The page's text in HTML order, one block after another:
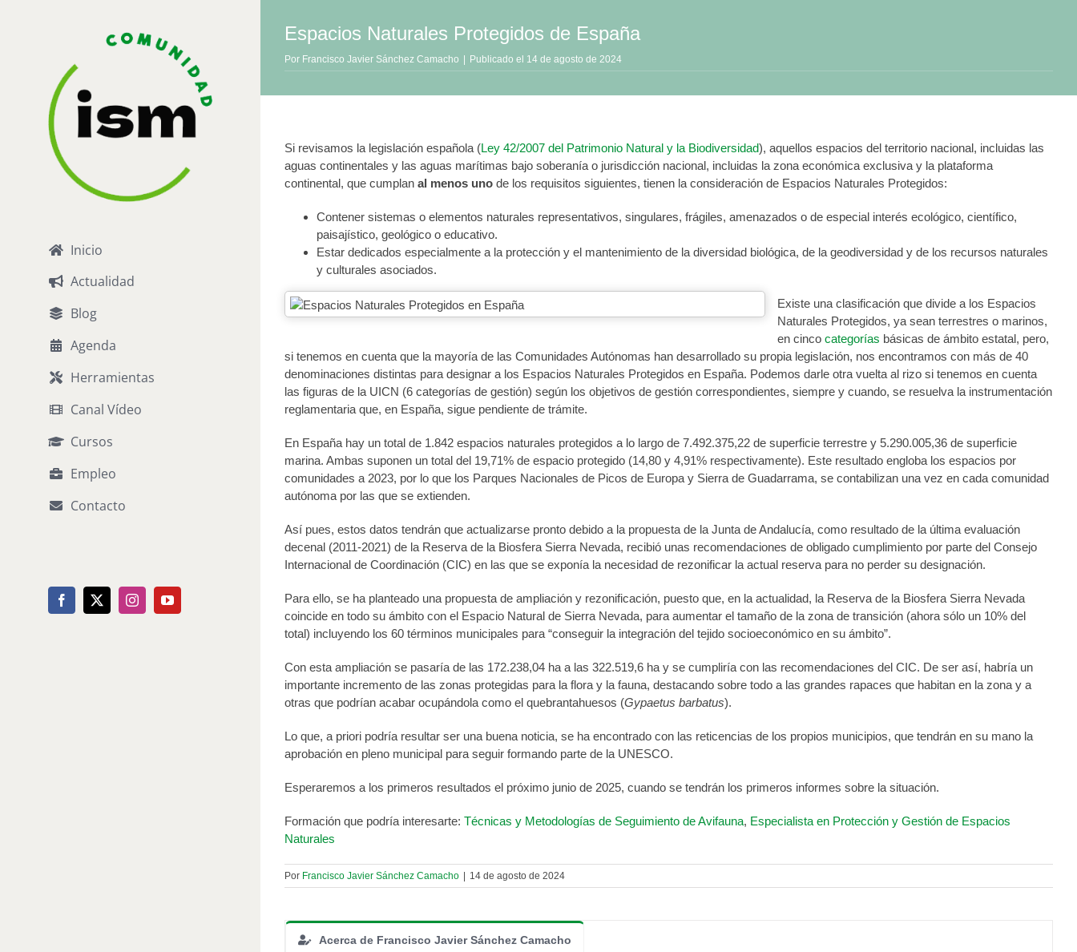
Inicio
Actualidad
Blog
Agenda
Herramientas
Canal Vídeo
Cursos
Empleo
Contacto
Facebook
X InstagramYouTube
Espacios Naturales Protegidos de España
Por Francisco Javier Sánchez Camacho | Publicado el 14 de agosto de 2024
Si revisamos la legislación española (Ley 42/2007 del Patrimonio Natural y la Biodiversidad), aquellos espacios del territorio nacional, incluidas las
aguas continentales y las aguas marítimas bajo soberanía o jurisdicción nacional, incluidas la zona económica exclusiva y la plataforma
continental, que cumplan al menos uno de los requisitos siguientes, tienen la consideración de Espacios Naturales Protegidos:
Contener sistemas o elementos naturales representativos, singulares, frágiles, amenazados o de especial interés ecológico, científico,
paisajístico, geológico o educativo.
Estar dedicados especialmente a la protección y el mantenimiento de la diversidad biológica, de la geodiversidad y de los recursos naturales
y culturales asociados.
Existe una clasificación que divide a los Espacios
Naturales Protegidos, ya sean terrestres o marinos,
en cinco categorías básicas de ámbito estatal, pero,
si tenemos en cuenta que la mayoría de las Comunidades Autónomas han desarrollado su propia legislación, nos encontramos con más de 40
denominaciones distintas para designar a los Espacios Naturales Protegidos en España. Podemos darle otra vuelta al rizo si tenemos en cuenta
las figuras de la UICN (6 categorías de gestión) según los objetivos de gestión correspondientes, siempre y cuando, se resuelva la instrumentación
reglamentaria que, en España, sigue pendiente de trámite.
En España hay un total de 1.842 espacios naturales protegidos a lo largo de 7.492.375,22 de superficie terrestre y 5.290.005,36 de superficie
marina. Ambas suponen un total del 19,71% de espacio protegido (14,80 y 4,91% respectivamente). Este resultado engloba los espacios por
comunidades a 2023, por lo que los Parques Nacionales de Picos de Europa y Sierra de Guadarrama, se contabilizan una vez en cada comunidad
autónoma por las que se extienden.
Así pues, estos datos tendrán que actualizarse pronto debido a la propuesta de la Junta de Andalucía, como resultado de la última evaluación
decenal (2011-2021) de la Reserva de la Biosfera Sierra Nevada, recibió unas recomendaciones de obligado cumplimiento por parte del Consejo
Internacional de Coordinación (CIC) en las que se exponía la necesidad de rezonificar la actual reserva para no perder su designación.
Para ello, se ha planteado una propuesta de ampliación y rezonificación, puesto que, en la actualidad, la Reserva de la Biosfera Sierra Nevada
coincide en todo su ámbito con el Espacio Natural de Sierra Nevada, para aumentar el tamaño de la zona de transición (ahora sólo un 10% del
total) incluyendo los 60 términos municipales para “conseguir la integración del tejido socioeconómico en su ámbito”.
Con esta ampliación se pasaría de las 172.238,04 ha a las 322.519,6 ha y se cumpliría con las recomendaciones del CIC. De ser así, habría un
importante incremento de las zonas protegidas para la flora y la fauna, destacando sobre todo a las grandes rapaces que habitan en la zona y a
otras que podrían acabar ocupándola como el quebrantahuesos (Gypaetus barbatus).
Lo que, a priori podría resultar ser una buena noticia, se ha encontrado con las reticencias de los propios municipios, que tendrán en su mano la
aprobación en pleno municipal para seguir formando parte de la UNESCO.
Esperaremos a los primeros resultados el próximo junio de 2025, cuando se tendrán los primeros informes sobre la situación.
Formación que podría interesarte: Técnicas y Metodologías de Seguimiento de Avifauna, Especialista en Protección y Gestión de Espacios
Naturales
Por Francisco Javier Sánchez Camacho 14 de agosto de 2024
Acerca de Francisco Javier Sánchez Camacho